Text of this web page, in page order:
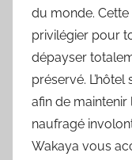
du monde.
privilégier pour
dépayser
préservé.
afin de maintenir
naufragé
Wakaya vous